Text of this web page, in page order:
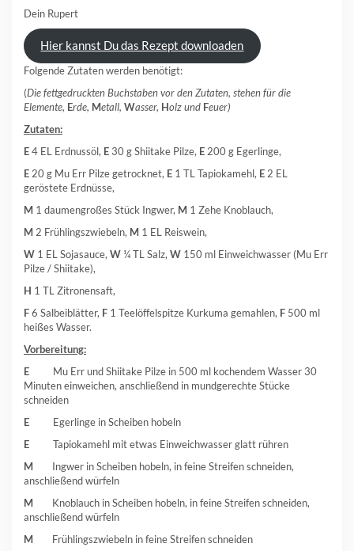
Dein Rupert
Hier kannst Du das Rezept downloaden
Folgende Zutaten werden benötigt:
(Die fettgedruckten Buchstaben vor den Zutaten, stehen für die
Elemente, Erde, Metall, Wasser, Holz und Feuer)
Zutaten:
E4 EL Erdnussöl, E 30 g Shiitake Pilze, E 200 g Egerlinge,
E 20 g Mu Err Pilze getrocknet, E 1 TL Tapiokamehl, E 2 EL
geröstete Erdnüsse,
M 1 daumengroßes Stück Ingwer, M 1 Zehe Knoblauch,
M 2 Frühlingszwiebeln, M 1 EL Reiswein,
W 1 EL Sojasauce, W ¼ TL Salz, W 150 ml Einweichwasser (Mu Err
Pilze / Shiitake),
H 1 TL Zitronensaft,
F6 Salbeiblätter, F 1 Teelöffelspitze Kurkuma gemahlen, F 500 ml
heißes Wasser.
Vorbereitung:
E Mu Err und Shiitake Pilze in 500 ml kochendem Wasser 30
Minuten einweichen, anschließend in mundgerechte Stücke
schneiden
E Egerlinge in Scheiben hobeln
E Tapiokamehl mit etwas Einweichwasser glatt rühren
M Ingwer in Scheiben hobeln, in feine Streifen schneiden,
anschließend würfeln
M Knoblauch in Scheiben hobeln, in feine Streifen schneiden,
anschließend würfeln
M Frühlingszwiebeln in feine Streifen schneiden